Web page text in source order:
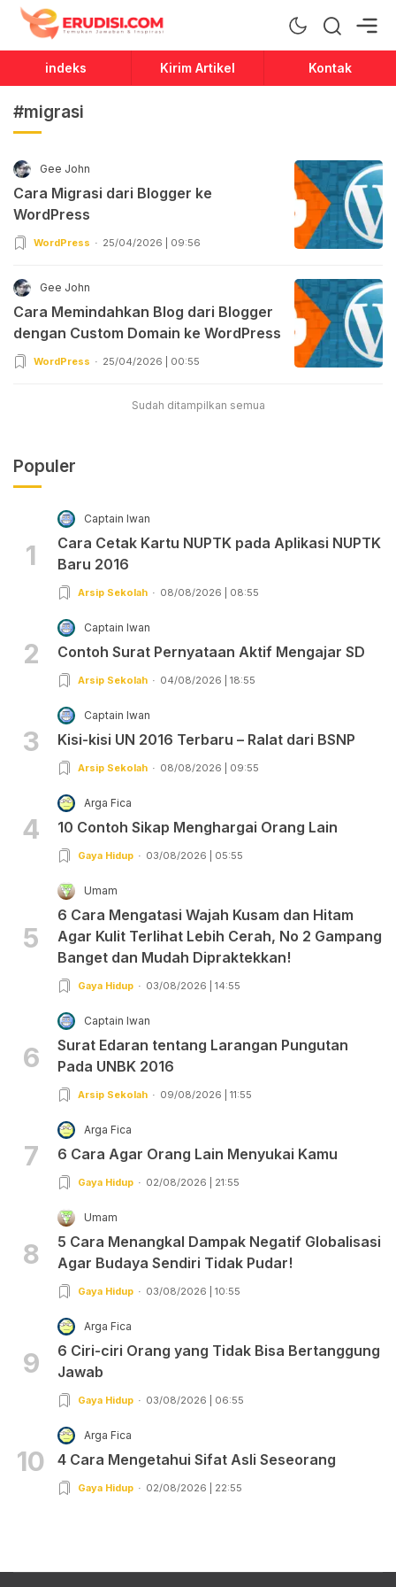
Erudisi
Temukan Jawaban dan Inspirasi
indeks Kirim Artikel Kontak
#migrasi
Gee John
Cara Migrasi dari Blogger ke
WordPress
WordPress 25/04/2026 | 09:56
Gee John
Cara Memindahkan Blog dari Blogger
dengan Custom Domain ke WordPress
WordPress 25/04/2026 | 00:55
Sudah ditampilkan semua
Populer
1
Captain Iwan
Cara Cetak Kartu NUPTK pada Aplikasi NUPTK
Baru 2016
Arsip Sekolah 08/08/2026 | 08:55
2
Captain Iwan
Contoh Surat Pernyataan Aktif Mengajar SD
Arsip Sekolah 04/08/2026 | 18:55
3
Captain Iwan
Kisi-kisi UN 2016 Terbaru – Ralat dari BSNP
Arsip Sekolah 08/08/2026 | 09:55
4
Arga Fica
10 Contoh Sikap Menghargai Orang Lain
Gaya Hidup 03/08/2026 | 05:55
5
Umam
6 Cara Mengatasi Wajah Kusam dan Hitam
Agar Kulit Terlihat Lebih Cerah, No 2 Gampang
Banget dan Mudah Dipraktekkan!
Gaya Hidup 03/08/2026 | 14:55
6
Captain Iwan
Surat Edaran tentang Larangan Pungutan
Pada UNBK 2016
Arsip Sekolah 09/08/2026 | 11:55
7
Arga Fica
6 Cara Agar Orang Lain Menyukai Kamu
Gaya Hidup 02/08/2026 | 21:55
8
Umam
5 Cara Menangkal Dampak Negatif Globalisasi
Agar Budaya Sendiri Tidak Pudar!
Gaya Hidup 03/08/2026 | 10:55
9
Arga Fica
6 Ciri-ciri Orang yang Tidak Bisa Bertanggung
Jawab
Gaya Hidup 03/08/2026 | 06:55
10
Arga Fica
4 Cara Mengetahui Sifat Asli Seseorang
Gaya Hidup 02/08/2026 | 22:55